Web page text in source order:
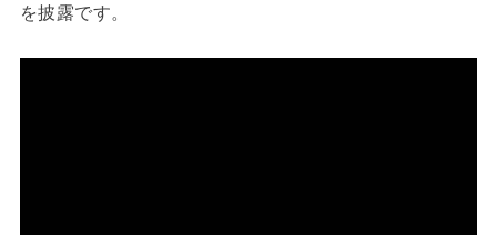
を披露です。